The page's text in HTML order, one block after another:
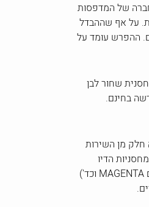
של המדפסות
על אף שההבדל
ההפרש עומד על
ושנה אחריות על כל מחסנית שתירכש: צבעונית, צבעים משלימים ב- 3 מחסניות, מחסנית שחור לבן
בחינם.
חלק מן השירות
הדיו
מהמכשיר") והביטו כיצד יתר המחסניות מותקנות. שלפו את המחסנית התואמת לזו ששלפתם (שחורה במקום שחורה, CYAN במקום CYAN, MAGENTA במקום MAGENTA וכד')